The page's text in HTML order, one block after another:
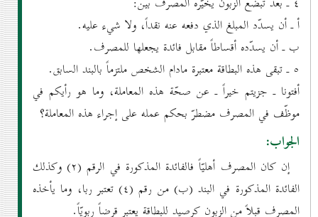
أ ـ أن يسدّد المبلغ الذي دفعه عنه نقداً، ولا شيء عليه.
ب ـ أن يسدّده أقساطاً مقابل فائدة يجعلها للمصرف.
٥ ـ تبقى هذه البطاقة معتبرة مادام الشخص ملتزماً بالبند السابق.
أفتونا ـ جزيتم خيراً ـ عن صحّة هذه المعاملة، وما هو رأيكم في
موظّف في المصرف مضطرّ بحكم عمله على إجراء هذه المعاملة؟
الجواب:
إن كان المصرف أهليّاً فالفائدة المذكورة في الرقم (۲) وكذلك
الفائدة المذكورة في البند (ب) من رقم (٤) تعتبر ربا، وما يأخذه
المصرف قبلاً من الزبون كرصيد للبطاقة يعتبر قرضاً ربويّاً.